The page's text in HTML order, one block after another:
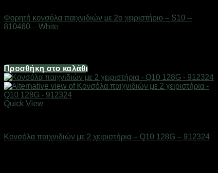
Φορητή κονσόλα παιχνιδιών με 2ο χειριστήριο – S10 –
810460 – White
Προσθήκη στο καλάθι
Quick View
Κονσόλα παιχνιδιών με 2 χειριστήρια – Q10 128G – 912324